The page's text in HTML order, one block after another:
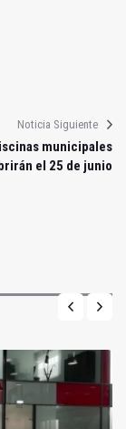
Noticia Siguiente
municipales
el 25 de junio